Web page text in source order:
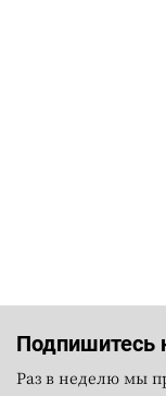
Подпишитесь
Раз в неделю мы